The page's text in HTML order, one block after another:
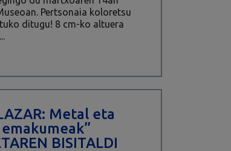
Pertsonaia koloretsu
ditugu! 8 cm-ko altuera
Metal eta
BISITALDI